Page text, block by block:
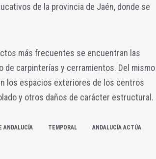
de la provincia de Jaén, donde se
más frecuentes se encuentran las
de carpinterías y cerramientos. Del mismo
los espacios exteriores de los centros
y otros daños de carácter estructural.
ANDALUCÍA TEMPORAL ANDALUCÍA ACTÚA